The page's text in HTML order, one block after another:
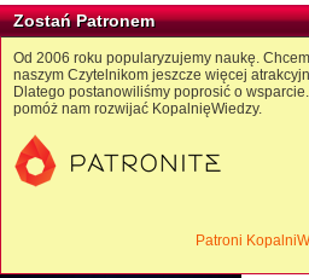
Zostań Patronem
Od 2006 roku popularyzujemy naukę.
naszym Czytelnikom jeszcze więcej
Dlatego postanowiliśmy poprosić o
pomóż nam rozwijać KopalnięWiedzy.
Patroni